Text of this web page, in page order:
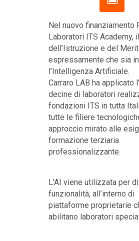
Nel nuovo finanziamento
Laboratori ITS Academy,
dell’Istruzione e del
espressamente che sia
l’Intelligenza Artificiale.
Carraro LAB ha applicato
decine di laboratori
fondazioni ITS in tutta
tutte le filiere
approccio mirato alle
formazione terziaria
professionalizzante.
L’AI viene utilizzata per
funzionalità, all’interno di
piattaforme proprietarie
abilitano laboratori